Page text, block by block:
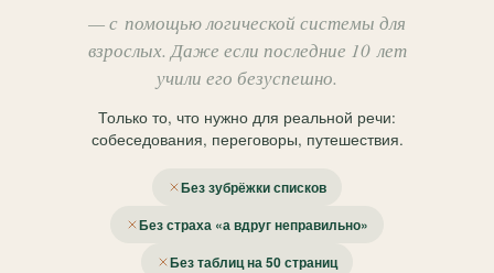
— с помощью логической системы для
взрослых. Даже если последние 10 лет
учили его безуспешно.
Только то, что нужно для реальной речи:
собеседования, переговоры, путешествия.
Без зубрёжки списков
Без страха «а вдруг неправильно»
Без таблиц на 50 страниц